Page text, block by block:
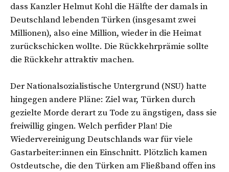
dass Kanzler Helmut Kohl die Hälfte der damals in
Deutschland lebenden Türken (insgesamt zwei
Millionen), also eine Million, wieder in die Heimat
zurückschicken wollte. Die Rückkehrprämie sollte
die Rückkehr attraktiv machen.
Der Nationalsozialistische Untergrund (NSU) hatte
hingegen andere Pläne: Ziel war, Türken durch
gezielte Morde derart zu Tode zu ängstigen, dass sie
freiwillig gingen. Welch perfider Plan! Die
Wiedervereinigung Deutschlands war für viele
Gastarbeiter:innen ein Einschnitt. Plötzlich kamen
Ostdeutsche, die den Türken am Fließband offen ins